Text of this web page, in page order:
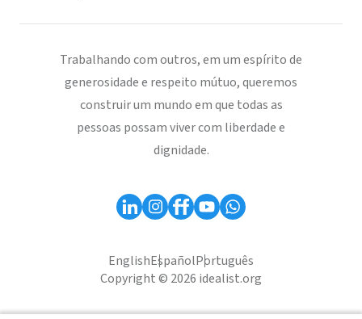
Trabalhando com outros, em um espírito de
generosidade e respeito mútuo, queremos
construir um mundo em que todas as
pessoas possam viver com liberdade e
dignidade.
EnglishEspañolPortuguês
Copyright © 2026 idealist.org